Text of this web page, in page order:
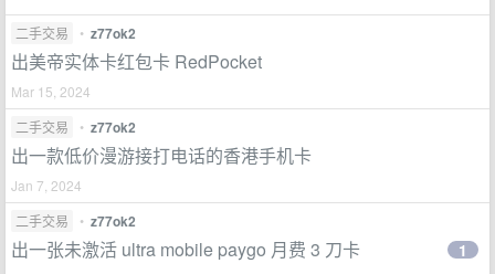
二手交易 • z77ok2
出美帝实体卡红包卡 RedPocket
Mar 15, 2024
二手交易
• z77ok2
出一款低价漫游接打电话的香港手机卡
Jan 7, 2024
二手交易
• z77ok2
出一张未激活 ultra mobile paygo 月费 3 刀卡 1